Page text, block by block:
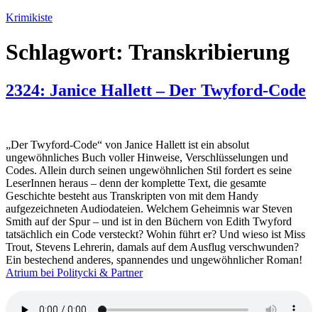
Zum
springen
Krimikiste
Schlagwort: Transkribierung
2324: Janice Hallett – Der Twyford-Code
„Der Twyford-Code“ von Janice Hallett ist ein absolut
ungewöhnliches Buch voller Hinweise, Verschlüsselungen und
Codes. Allein durch seinen ungewöhnlichen Stil fordert es seine
LeserInnen heraus – denn der komplette Text, die gesamte
Geschichte besteht aus Transkripten von mit dem Handy
aufgezeichneten Audiodateien. Welchem Geheimnis war Steven
Smith auf der Spur – und ist in den Büchern von Edith Twyford
tatsächlich ein Code versteckt? Wohin führt er? Und wieso ist Miss
Trout, Stevens Lehrerin, damals auf dem Ausflug verschwunden?
Ein bestechend anderes, spannendes und ungewöhnlicher Roman!
Atrium bei Politycki & Partner